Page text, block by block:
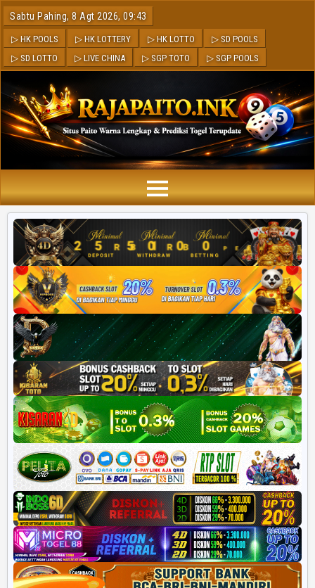
Sabtu Pahing, 8 Agt 2026, 09:43
▷ HK POOLS ▷ HK LOTTERY ▷ HK LOTTO
▷ SD POOLS
▷ SD LOTTO
▷ LIVE CHINA ▷ SGP TOTO ▷ SGP POOLS